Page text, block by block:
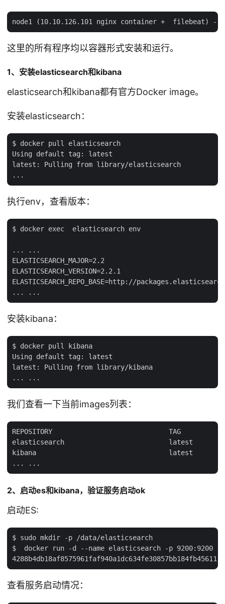
这里的所有程序均以容器形式安装和运行。
1、安装elasticsearch和kibana
elasticsearch和kibana都有官方Docker image。
安装elasticsearch：
$ docker pull elasticsearch
Using default tag: latest
latest: Pulling from library/elasticsearch
执行env，查看版本：
$ docker exec  elasticsearch env
... ...
ELASTICSEARCH_MAJOR=2.2
ELASTICSEARCH_VERSION=2.2.1
ELASTICSEARCH_REPO_BASE=http://
安装kibana：
$ docker pull kibana
Using default tag: latest
latest: Pulling from library/kibana
我们查看一下当前images列表：
REPOSITORY                             TAG
elasticsearch                          latest
kibana                                 latest
2、启动es和kibana，验证服务启动ok
启动ES:
$ sudo mkdir -p /data/elasticsearch
$  docker run -d --name elasticsearch -p
查看服务启动情况：